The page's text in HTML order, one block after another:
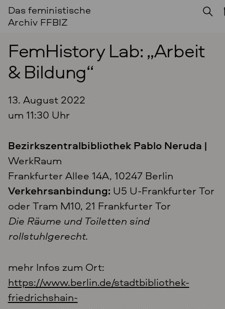
Das feministische
Archiv FFBIZ
FemHistory Lab: „Arbeit
& Bildung“
13. August 2022
um 11:30 Uhr
Bezirkszentralbibliothek Pablo Neruda |
WerkRaum
Frankfurter Allee 14A, 10247 Berlin
Verkehrsanbindung: U5 U-Frankfurter Tor
oder Tram M10, 21 Frankfurter Tor
Die Räume und Toiletten sind
rollstuhlgerecht.
mehr Infos zum Ort:
https://www.berlin.de/stadtbibliothek-
friedrichshain-